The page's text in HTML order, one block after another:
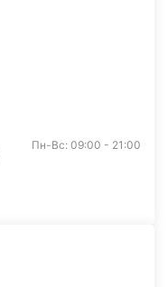
Пн-Вс: 09:00 - 21:00